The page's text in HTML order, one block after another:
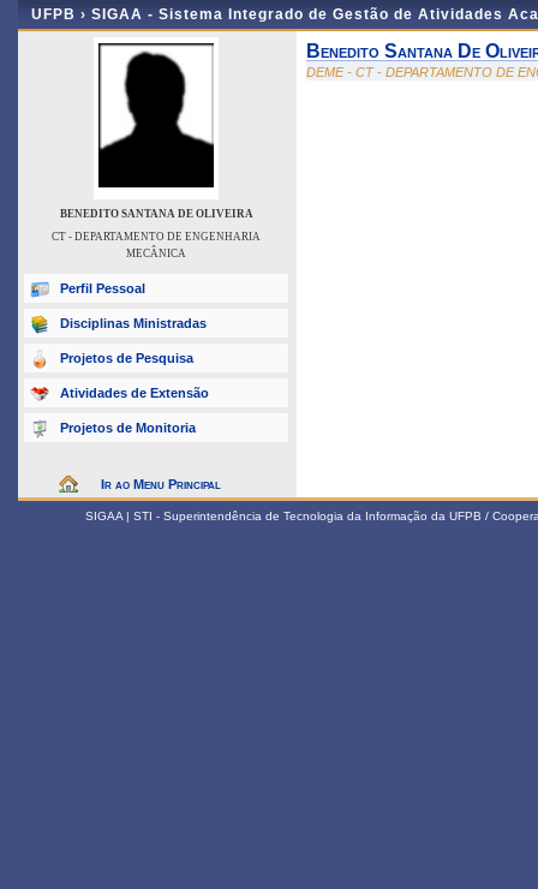
UFPB › SIGAA - Sistema Integrado de Gestão de Atividades
BENEDITO SANTANA DE OLIVEIRA
CT - DEPARTAMENTO DE ENGENHARIA
MECÂNICA
Perfil Pessoal
Disciplinas Ministradas
Projetos de Pesquisa
Atividades de Extensão
Projetos de Monitoria
Ir ao Menu Principal
Benedito Santana De
DEME - CT - DEPARTAMENTO DE
SIGAA | STI - Superintendência de Tecnologia da Informação da UFPB /